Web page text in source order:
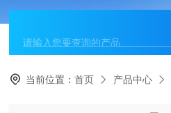
当前位置：首页 产品中心